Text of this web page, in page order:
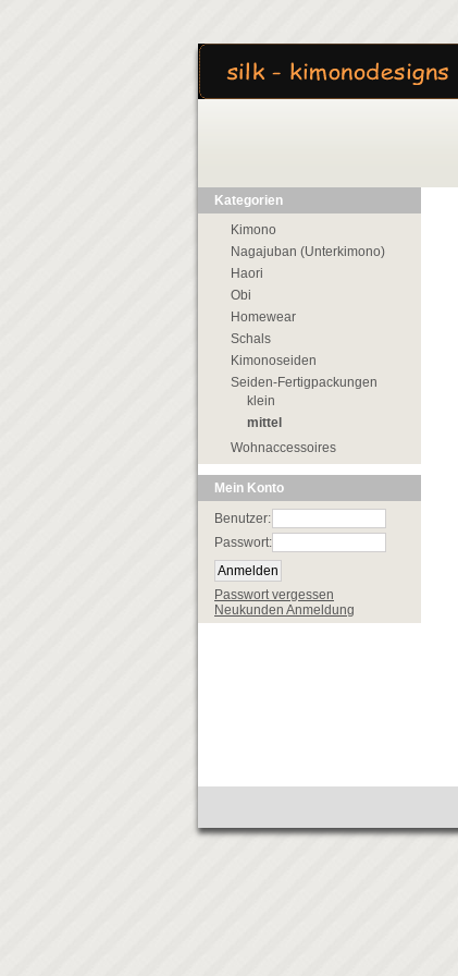
Kategorien
Kimono
Nagajuban (Unterkimono)
Haori
Obi
Homewear
Schals
Kimonoseiden
Seiden-Fertigpackungen
klein
mittel
Wohnaccessoires
Mein Konto
Benutzer:
Passwort:
Passwort vergessen
Neukunden Anmeldung